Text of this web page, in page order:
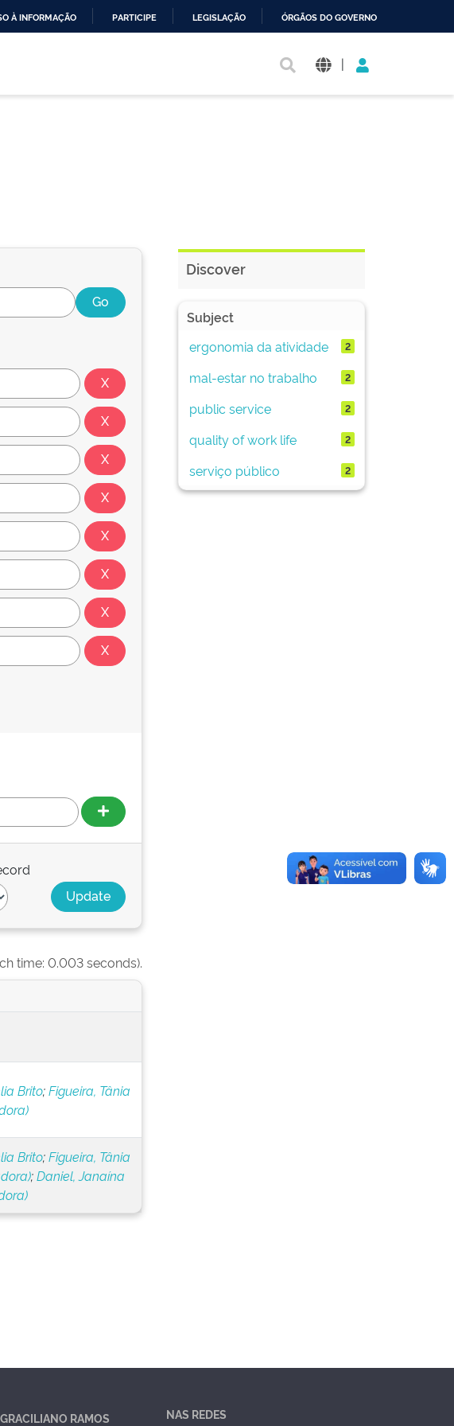
À INFORMAÇÃO PARTICIPE LEGISLAÇÃO ÓRGÃOS DO GOVERNO
|
time: 0.003 seconds).
Brito;Figueira, Tânia
Brito;Figueira, Tânia
;Daniel, Janaína
Discover
Subject
ergonomia da atividade
2
mal-estar no trabalho 2
public service 2
quality of work life 2
serviço público 2
RAMOS NAS REDES